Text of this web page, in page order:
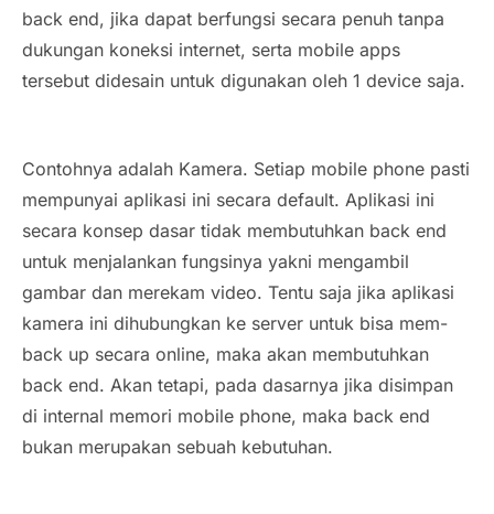
back end, jika dapat berfungsi secara penuh tanpa
dukungan koneksi internet, serta mobile apps
tersebut didesain untuk digunakan oleh 1 device saja.
Contohnya adalah Kamera. Setiap mobile phone pasti
mempunyai aplikasi ini secara default. Aplikasi ini
secara konsep dasar tidak membutuhkan back end
untuk menjalankan fungsinya yakni mengambil
gambar dan merekam video. Tentu saja jika aplikasi
kamera ini dihubungkan ke server untuk bisa mem-
back up secara online, maka akan membutuhkan
back end. Akan tetapi, pada dasarnya jika disimpan
di internal memori mobile phone, maka back end
bukan merupakan sebuah kebutuhan.